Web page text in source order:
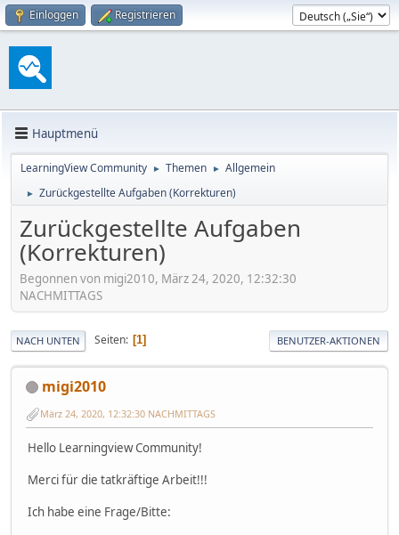
Einloggen Registrieren
Hauptmenü
LearningView Community ► Themen ► Allgemein
► Zurückgestellte Aufgaben (Korrekturen)
Zurückgestellte Aufgaben
(Korrekturen)
Begonnen von migi2010, März 24, 2020, 12:32:30
NACHMITTAGS
NACH UNTEN Seiten 1 BENUTZER-AKTIONEN
migi2010
März 24, 2020, 12:32:30 NACHMITTAGS
Hello Learningview Community!
Merci für die tatkräftige Arbeit!!!
Ich habe eine Frage/Bitte: